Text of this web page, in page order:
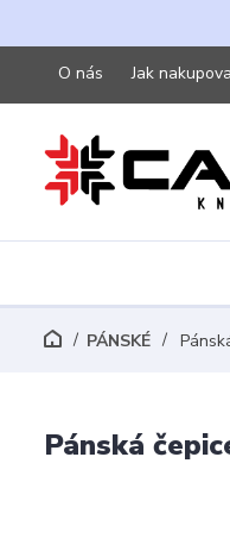
O nás Jak
PÁNSKÉ
Pánská